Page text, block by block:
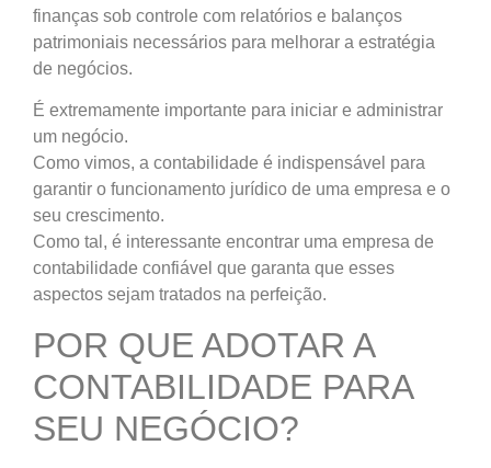
finanças sob controle com relatórios e balanços
patrimoniais necessários para melhorar a estratégia
de negócios.
É extremamente importante para iniciar e administrar
um negócio.
Como vimos, a contabilidade é indispensável para
garantir o funcionamento jurídico de uma empresa e o
seu crescimento.
Como tal, é interessante encontrar uma empresa de
contabilidade confiável que garanta que esses
aspectos sejam tratados na perfeição.
POR QUE ADOTAR A
CONTABILIDADE PARA
SEU NEGÓCIO?